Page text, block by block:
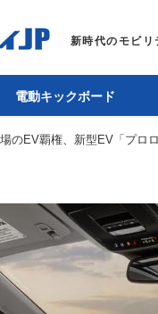
電動キックボード